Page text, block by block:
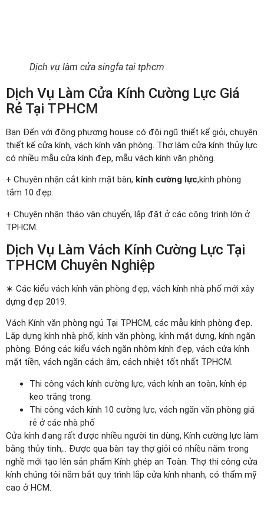
Dịch vụ làm cửa singfa tại tphcm
Dịch Vụ Làm Cửa Kính Cường Lực Giá
Rẻ Tại TPHCM
Bạn Đến với đông phương house có đội ngũ thiết kế giỏi, chuyên
thiết kế cửa kính, vách kính văn phòng. Thợ làm cửa kính thủy lực
có nhiều mẫu cửa kính đẹp, mẫu vách kính văn phòng.
+ Chuyên nhận cắt kính mặt bàn, kính cường lực,kính phòng
tắm 10 đẹp.
+ Chuyên nhận tháo vận chuyển, lắp đặt ở các công trình lớn ở
TPHCM.
Dịch Vụ Làm Vách Kính Cường Lực Tại
TPHCM Chuyên Nghiệp
∗ Các kiểu vách kính văn phòng đẹp, vách kính nhà phố mới xây
dựng đẹp 2019.
Vách Kính văn phòng ngủ Tại TPHCM, các mẫu kính phòng đẹp.
Lắp dựng kính nhà phố, kính văn phòng, kính mặt dựng, kính ngăn
phòng. Đóng các kiểu vách ngăn nhôm kính đẹp, vách cửa kính
mặt tiền, vách ngăn cách âm, cách nhiệt tốt nhất TPHCM.
Thi công vách kính cường lực, vách kính an toàn, kính ép
keo trắng trong.
Thi công vách kính 10 cường lực, vách ngăn văn phòng giá
rẻ ở các nhà phố
Cửa kính đang rất được nhiều người tin dùng, Kính cường lực làm
bằng thủy tinh,.. Được qua bàn tay thợ giỏi có nhiều năm trong
nghề mới tạo lên sản phẩm Kính ghép an Toàn. Thợ thi công cửa
kính chúng tôi nắm bắt quy trình lắp cửa kính nhanh, có thẩm mỹ
cao ở HCM.